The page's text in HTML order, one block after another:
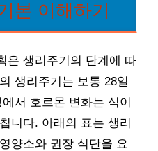
본 이해하기
은 생리주기의 단계에 따
생리주기는 보통 28일
서 호르몬 변화는 식이
니다. 아래의 표는 생리
양소와 권장 식단을 요